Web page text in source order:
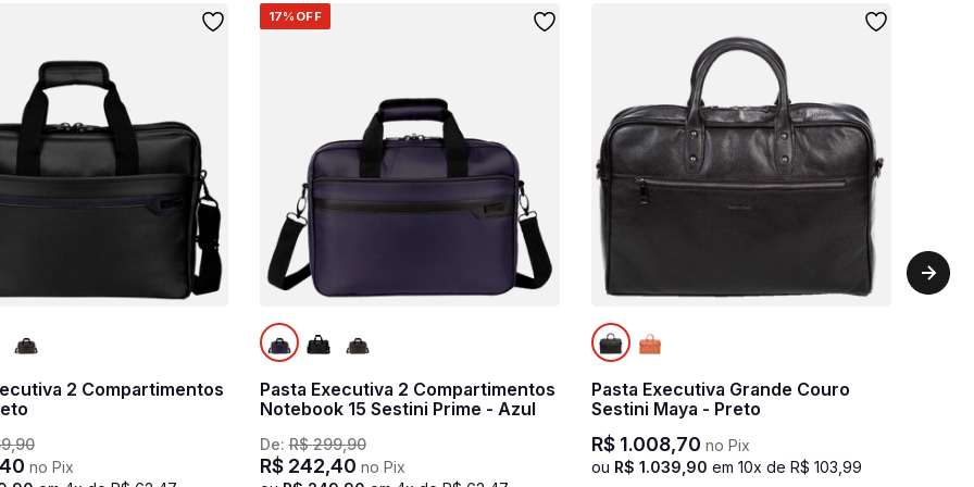
2 Compartimentos
,90
no Pix
17% OFF
Pasta Executiva 2 Compartimentos
Notebook 15 Sestini Prime - Azul
De:R$ 299,90
R$ 242,40 no Pix
Pasta Executiva Grande Couro
Sestini Maya - Preto
R$ 1.008,70 no Pix
ou R$ 1.039 90 em 10x de R$ 103 99